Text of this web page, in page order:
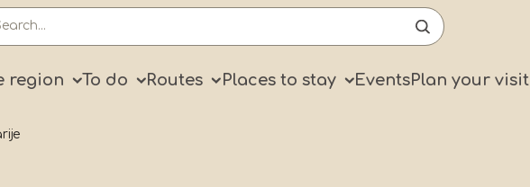
region To do Routes Places to stay EventsPlan your visit